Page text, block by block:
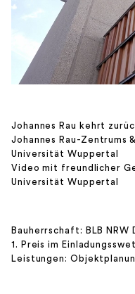
Johannes Rau kehrt
Johannes Rau-Zentrums
Universität Wuppertal
Video mit freundlicher
Universität Wuppertal
Bauherrschaft: BLB NRW
1. Preis im
Leistungen: